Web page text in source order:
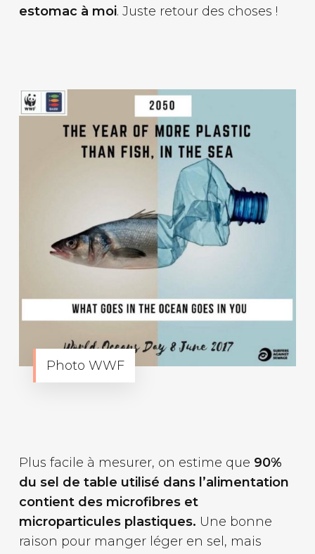
estomac à moi. Juste retour des choses !
Photo WWF
Plus facile à mesurer, on estime que 90%
du sel de table utilisé dans l’alimentation
contient des microfibres et
microparticules plastiques. Une bonne
raison pour manger léger en sel, mais